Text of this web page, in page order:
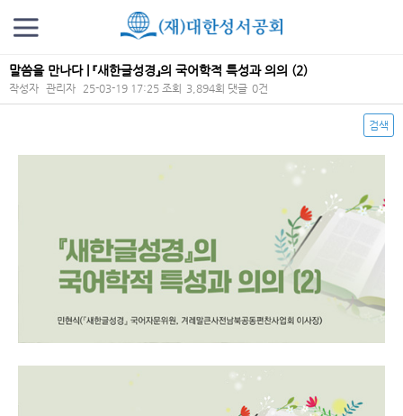
말씀을 만나다 | 『새한글성경』의 국어학적 특성과 의의 (2)
작성자 관리자 25-03-19 17:25 조회 3,894회 댓글 0건
검색